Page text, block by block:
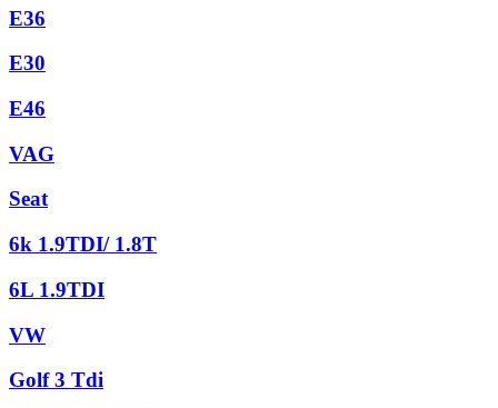
E36
E30
E46
VAG
Seat
6k 1.9TDI/ 1.8T
6L 1.9TDI
VW
Golf 3 Tdi